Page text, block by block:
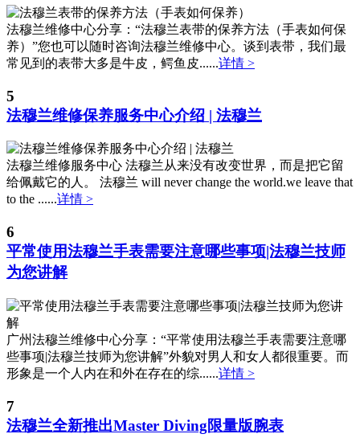
山东省德州市德城区东风中路法穆兰售后服务中心（需提前预约）
山东省东营市东营区济南路法穆兰售后服务中心（需提前预约）
山东省济南市历下区经十路11111号华润中心写字楼（万象城）15层1508室法穆兰售后服务中心（需提前预约）
山东省莱芜市文化南路8号银座商城名表维修一楼名表维修法穆兰售后服务中心（需提前预约）
山东省日照市东港区烟台路法穆兰售后服务中心（需提前预约）
山东省泰安市泰山区财源街道泰山大街法穆兰售后服务中心（需提前预约）
山东省枣庄市滕州市北辛路与善国路交叉口法穆兰售后服务中心（需提前预约）
浙江省杭州市上城区钱江路1366号华润大厦A座5层503-5室法穆兰售后服务中心（需提前预约）
浙江省湖州市吴兴区劳动路法穆兰售后服务中心（需提前预约）
浙江省丽水市莲都区解放街法穆兰售后服务中心（需提前预约）
法穆兰维修中心分享：“法穆兰表带的保养方法（手表如何保
养）”您也可以随时咨询法穆兰维修中心。谈到表带，我们最
常见到的表带大多是牛皮，鳄鱼皮......详情 >
5
法穆兰维修保养服务中心介绍 | 法穆兰
法穆兰维修服务中心 法穆兰从来没有改变世界，而是把它留
给佩戴它的人。 法穆兰 will never change the world.we leave that
to the ......详情 >
6
平常使用法穆兰手表需要注意哪些事项|法穆兰技师
为您讲解
广州法穆兰维修中心分享：“平常使用法穆兰手表需要注意哪
些事项|法穆兰技师为您讲解”外貌对男人和女人都很重要。而
形象是一个人内在和外在存在的综......详情 >
7
法穆兰全新推出Master Diving限量版腕表